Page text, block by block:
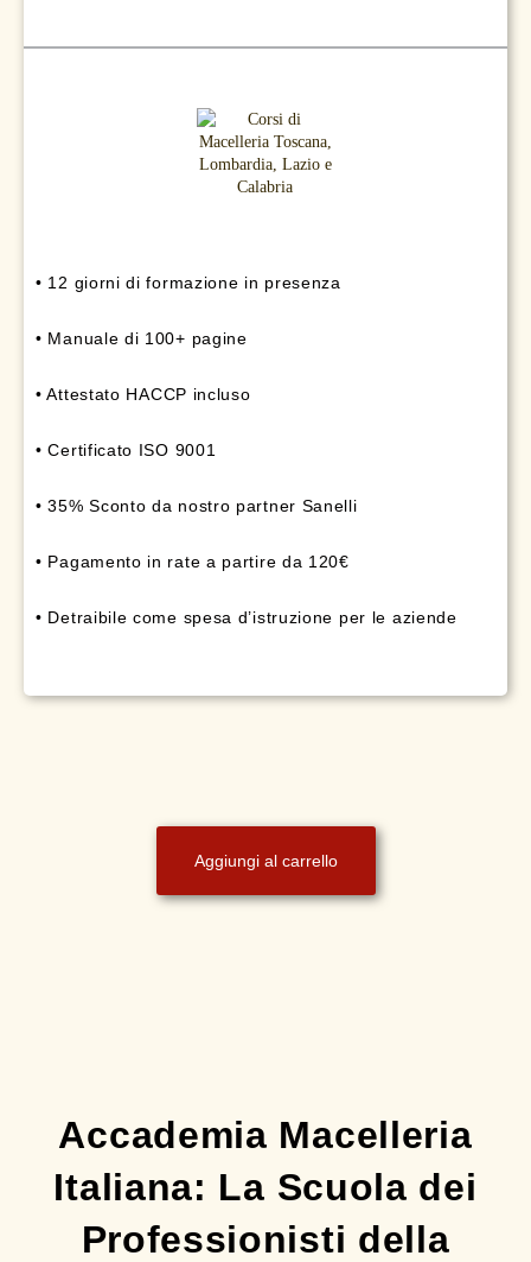
• 12 giorni di formazione in presenza
• Manuale di 100+ pagine
• Attestato HACCP incluso
• Certificato ISO 9001
• 35% Sconto da nostro partner Sanelli
• Pagamento in rate a partire da 120€
• Detraibile come spesa d’istruzione per le aziende
Aggiungi al carrello
Accademia Macelleria
Italiana: La Scuola dei
Professionisti della